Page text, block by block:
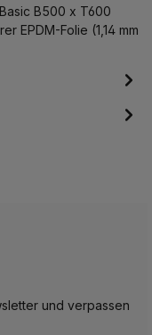
B500 x T600
EPDM-Folie (1,14 mm
und verpassen